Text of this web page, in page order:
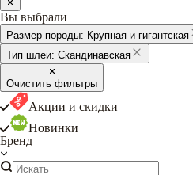
Вы выбрали
Размер породы: Крупная и гигантская
Тип шлеи: Скандинавская
Очистить фильтры
Акции и скидки
Новинки
Бренд